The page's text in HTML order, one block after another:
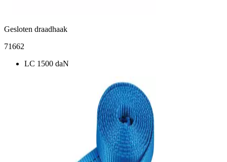
Gesloten draadhaak
71662
LC 1500 daN